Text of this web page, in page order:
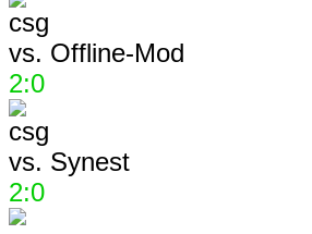
vs. Offline-Mod
2:0
vs. Synest
2:0